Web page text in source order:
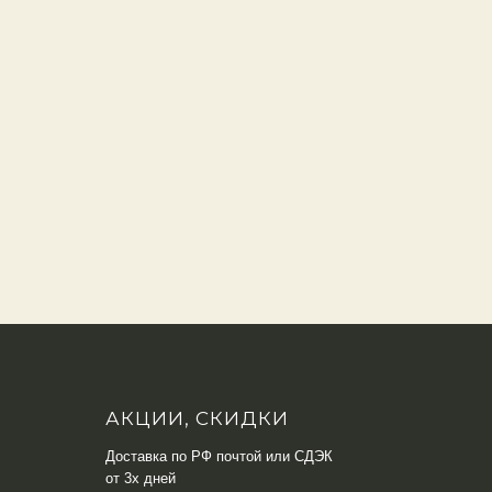
АКЦИИ, СКИДКИ
Доставка по РФ почтой или СДЭК
от 3х дней